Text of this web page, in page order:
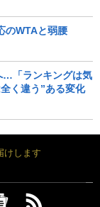
のWTAと弱腰
…「ランキングは気
く違う”ある変化
けします